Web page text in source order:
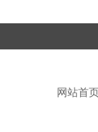
网站首